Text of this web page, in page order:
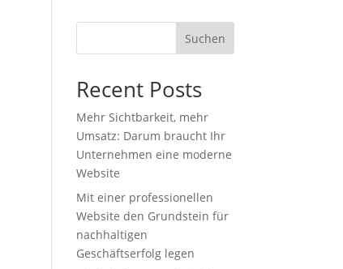
Suchen
Recent Posts
Mehr Sichtbarkeit, mehr
Umsatz: Darum braucht Ihr
Unternehmen eine moderne
Website
Mit einer professionellen
Website den Grundstein für
nachhaltigen
Geschäftserfolg legen